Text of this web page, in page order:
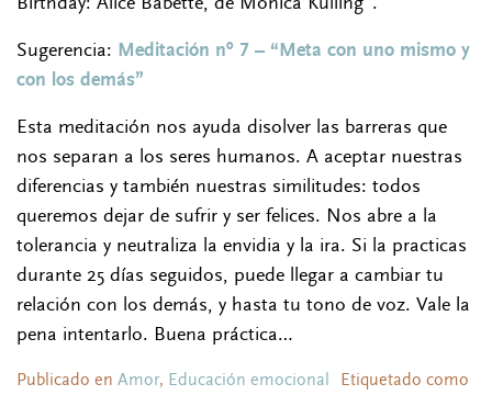
Sugerencia: Meditación nº 7 – “Meta con uno mismo y
con los demás”
Esta meditación nos ayuda disolver las barreras que
nos separan a los seres humanos. A aceptar nuestras
diferencias y también nuestras similitudes: todos
queremos dejar de sufrir y ser felices. Nos abre a la
tolerancia y neutraliza la envidia y la ira. Si la practicas
durante 25 días seguidos, puede llegar a cambiar tu
relación con los demás, y hasta tu tono de voz. Vale la
pena intentarlo. Buena práctica…
Publicado en Amor, Educación emocional
Etiquetado como